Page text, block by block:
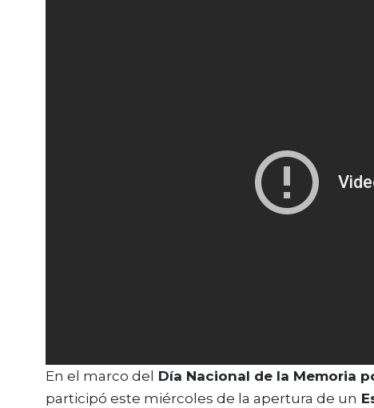
En el marco del Día Nacional de la Memoria
participó este miércoles de la apertura de un